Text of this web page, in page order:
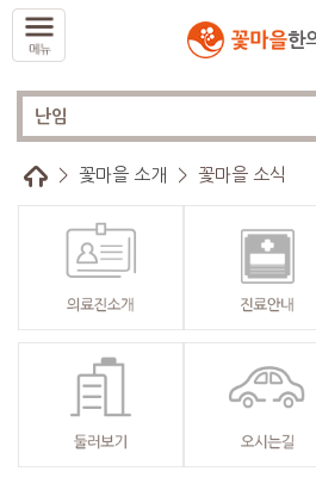
> 꽃마을 소개 > 꽃마을 소식